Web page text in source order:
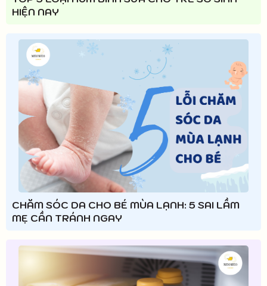
HIỆN NAY
CHĂM SÓC DA CHO BÉ MÙA LẠNH: 5 SAI LẦM
MẸ CẦN TRÁNH NGAY